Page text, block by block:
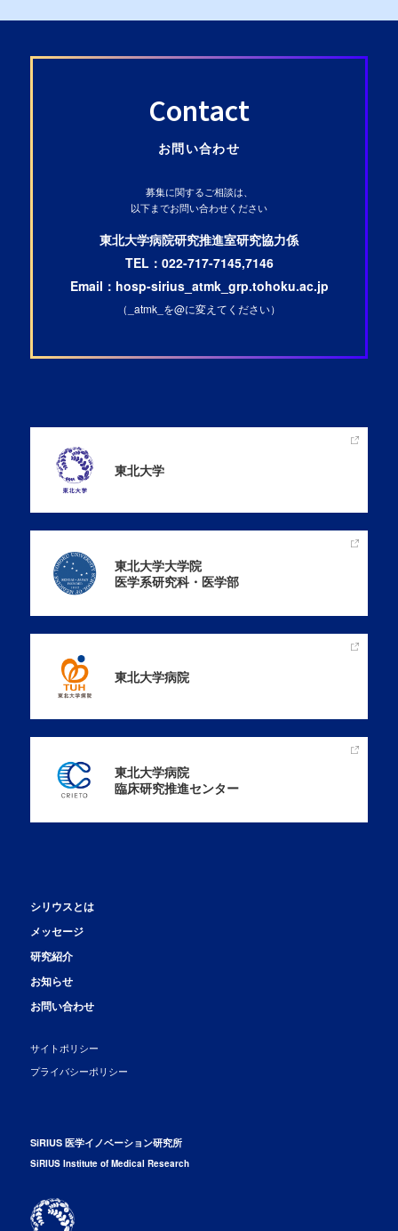
Contact
お問い合わせ
募集に関するご相談は、
以下までお問い合わせください
東北大学病院研究推進室研究協力係
TEL：022-717-7145,7146
Email：hosp-sirius_atmk_grp.tohoku.ac.jp
（_atmk_を@に変えてください）
東北大学
東北大学大学院
医学系研究科・医学部
東北大学病院
東北大学病院
臨床研究推進センター
シリウスとは
メッセージ
研究紹介
お知らせ
お問い合わせ
サイトポリシー
プライバシーポリシー
SiRIUS 医学イノベーション研究所
SiRIUS Institute of Medical Research